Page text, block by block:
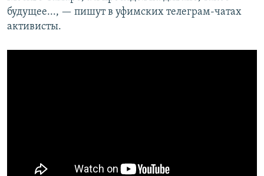
будущее..., — пишут в уфимских телеграм-чатах
активисты.